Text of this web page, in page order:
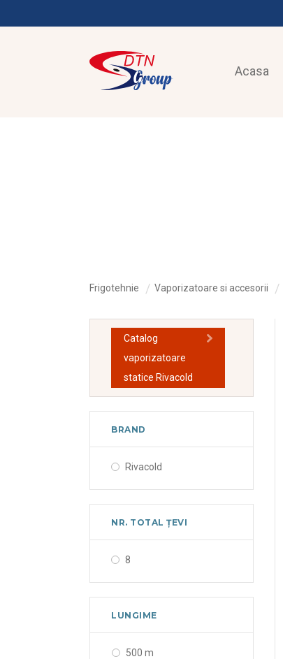
Acasa
Frigotehnie Vaporizatoare si accesorii
Catalog
vaporizatoare
statice Rivacold
BRAND
Rivacold
NR. TOTAL ȚEVI
8
LUNGIME
500 m